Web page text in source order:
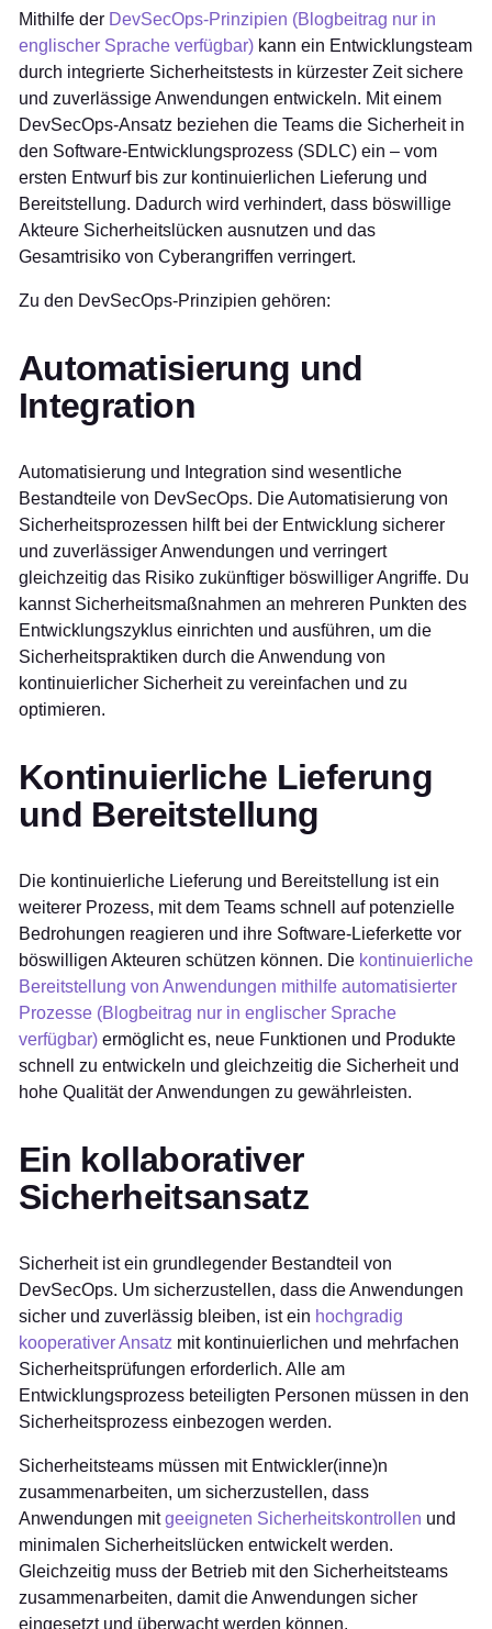
Mithilfe der DevSecOps-Prinzipien (Blogbeitrag nur in
englischer Sprache verfügbar) kann ein Entwicklungsteam
durch integrierte Sicherheitstests in kürzester Zeit sichere
und zuverlässige Anwendungen entwickeln. Mit einem
DevSecOps-Ansatz beziehen die Teams die Sicherheit in
den Software-Entwicklungsprozess (SDLC) ein – vom
ersten Entwurf bis zur kontinuierlichen Lieferung und
Bereitstellung. Dadurch wird verhindert, dass böswillige
Akteure Sicherheitslücken ausnutzen und das
Gesamtrisiko von Cyberangriffen verringert.
Zu den DevSecOps-Prinzipien gehören:
Automatisierung und
Integration
Automatisierung und Integration sind wesentliche
Bestandteile von DevSecOps. Die Automatisierung von
Sicherheitsprozessen hilft bei der Entwicklung sicherer
und zuverlässiger Anwendungen und verringert
gleichzeitig das Risiko zukünftiger böswilliger Angriffe. Du
kannst Sicherheitsmaßnahmen an mehreren Punkten des
Entwicklungszyklus einrichten und ausführen, um die
Sicherheitspraktiken durch die Anwendung von
kontinuierlicher Sicherheit zu vereinfachen und zu
optimieren.
Kontinuierliche Lieferung
und Bereitstellung
Die kontinuierliche Lieferung und Bereitstellung ist ein
weiterer Prozess, mit dem Teams schnell auf potenzielle
Bedrohungen reagieren und ihre Software-Lieferkette vor
böswilligen Akteuren schützen können. Die kontinuierliche
Bereitstellung von Anwendungen mithilfe automatisierter
Prozesse (Blogbeitrag nur in englischer Sprache
verfügbar) ermöglicht es, neue Funktionen und Produkte
schnell zu entwickeln und gleichzeitig die Sicherheit und
hohe Qualität der Anwendungen zu gewährleisten.
Ein kollaborativer
Sicherheitsansatz
Sicherheit ist ein grundlegender Bestandteil von
DevSecOps. Um sicherzustellen, dass die Anwendungen
sicher und zuverlässig bleiben, ist ein hochgradig
kooperativer Ansatz mit kontinuierlichen und mehrfachen
Sicherheitsprüfungen erforderlich. Alle am
Entwicklungsprozess beteiligten Personen müssen in den
Sicherheitsprozess einbezogen werden.
Sicherheitsteams müssen mit Entwickler(inne)n
zusammenarbeiten, um sicherzustellen, dass
Anwendungen mitgeeigneten Sicherheitskontrollen und
minimalen Sicherheitslücken entwickelt werden.
Gleichzeitig muss der Betrieb mit den Sicherheitsteams
zusammenarbeiten, damit die Anwendungen sicher
eingesetzt und überwacht werden können.